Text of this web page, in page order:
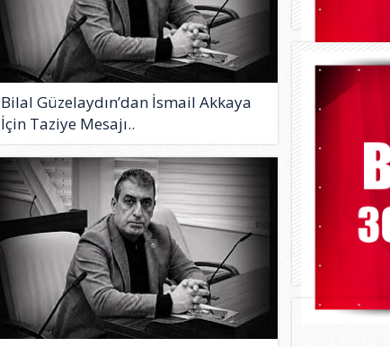
Bilal Güzelaydın’dan İsmail Akkaya
İçin Taziye Mesajı..